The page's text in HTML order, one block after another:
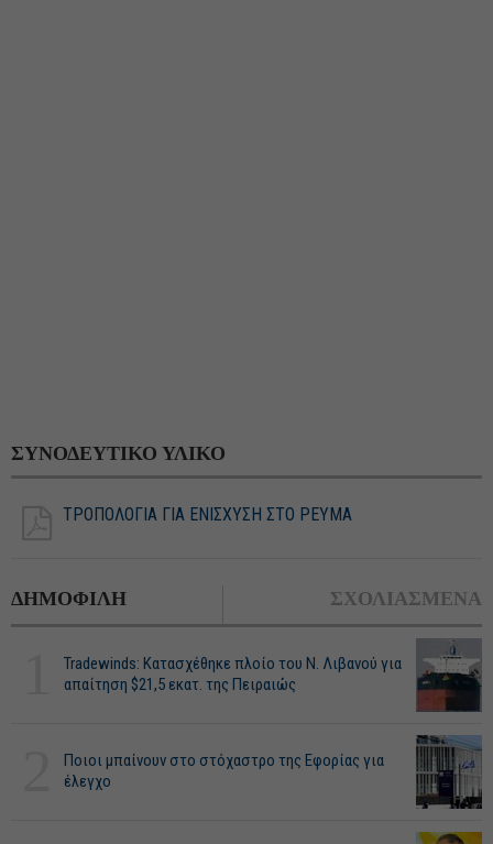
ΣΥΝΟΔΕΥΤΙΚΟ ΥΛΙΚΟ
ΤΡΟΠΟΛΟΓΙΑ ΓΙΑ ΕΝΙΣΧΥΣΗ ΣΤΟ ΡΕΥΜΑ
ΔΗΜΟΦΙΛΗ ΣΧΟΛΙΑΣΜΕΝΑ
Tradewinds: Κατασχέθηκε πλοίο του Ν. Λιβανού για
απαίτηση $21,5 εκατ. της Πειραιώς
Ποιοι μπαίνουν στο στόχαστρο της Εφορίας για
έλεγχο